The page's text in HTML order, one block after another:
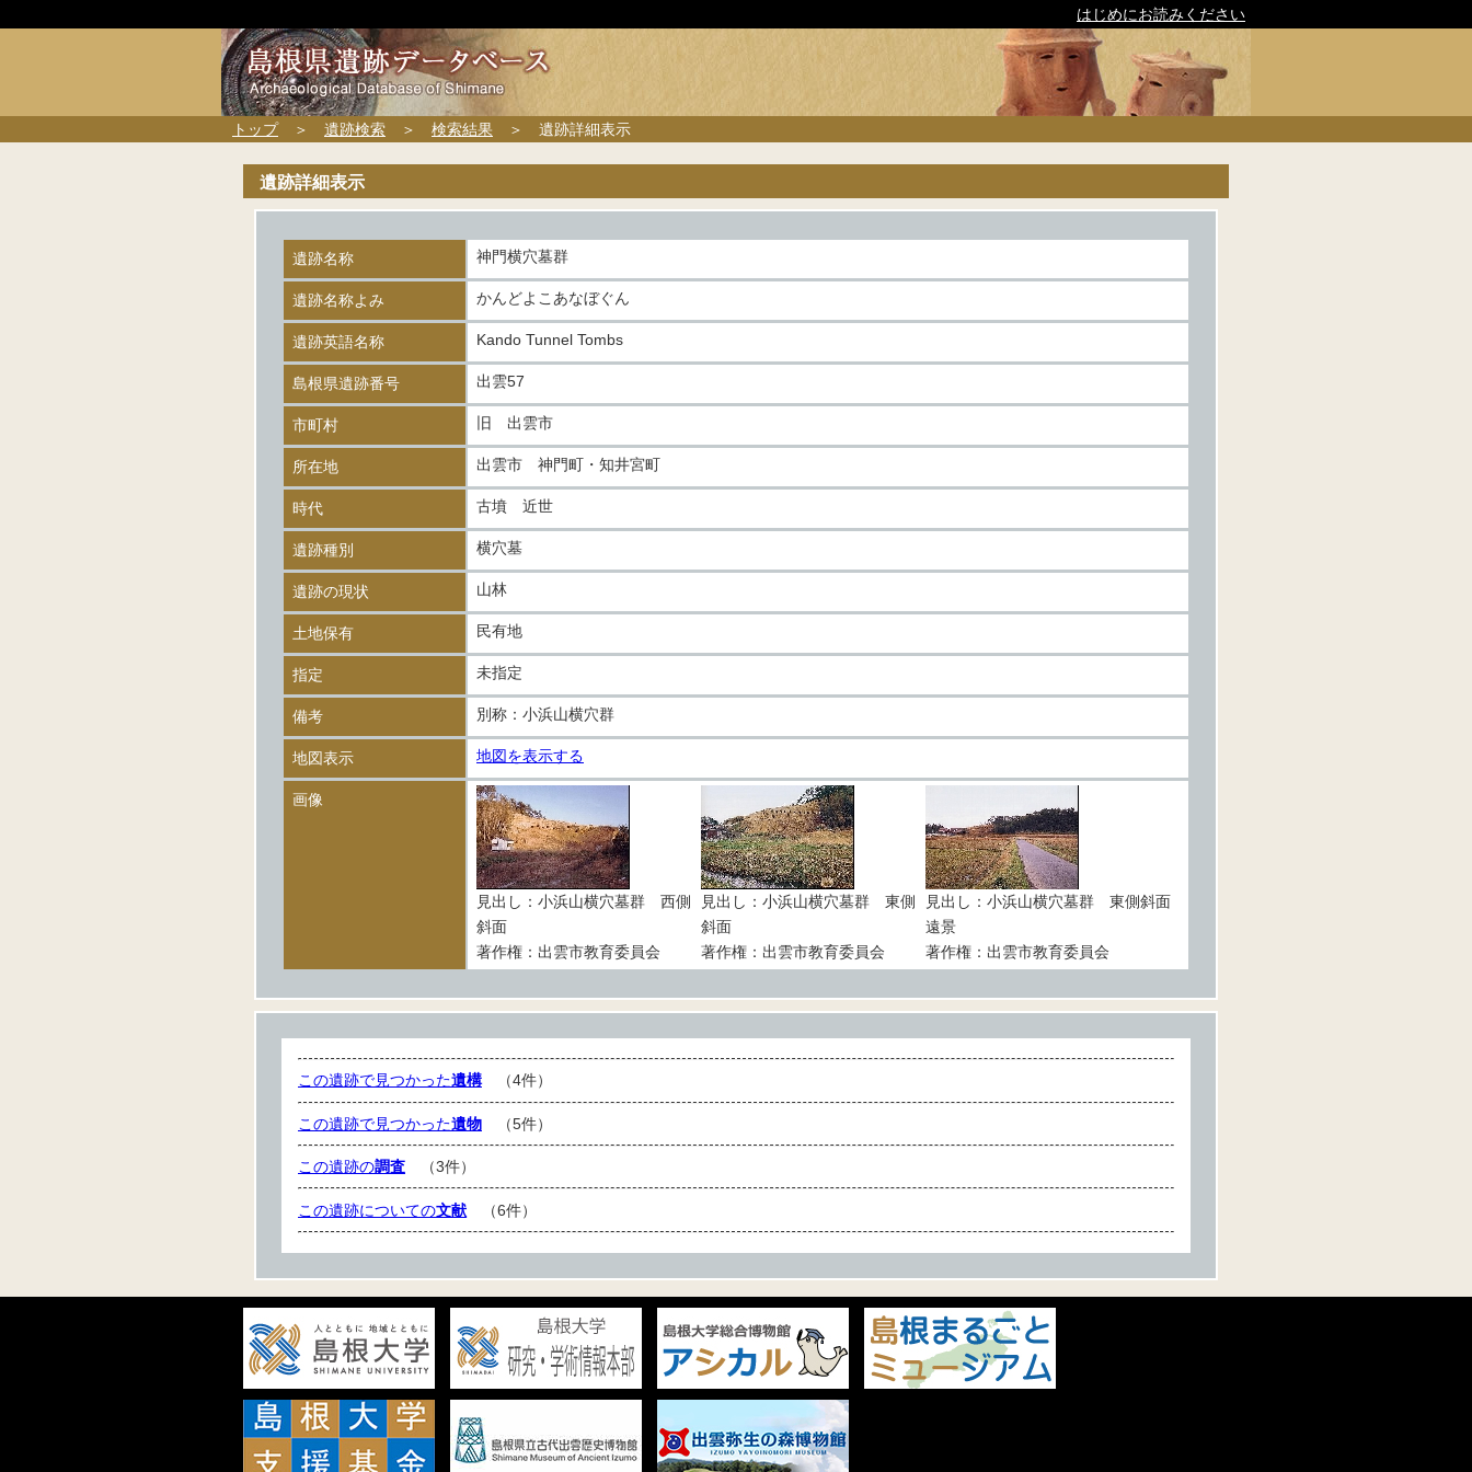
はじめにお読みください
トップ＞ 遺跡検索 ＞ 検索結果 ＞ 遺跡詳細表示
遺跡詳細表示
遺跡名称 神門横穴墓群
遺跡名称よみ かんどよこあなぼぐん
遺跡英語名称 Kando Tunnel Tombs
島根県遺跡番号 出雲57
市町村 旧 出雲市
所在地 出雲市 神門町・知井宮町
時代 古墳 近世
遺跡種別 横穴墓
遺跡の現状 山林
土地保有 民有地
指定 未指定
備考 別称：小浜山横穴群
地図表示 地図を表示する
画像
見出し：小浜山横穴墓群 西側
斜面
著作権：出雲市教育委員会
見出し：小浜山横穴墓群 東側
斜面
著作権：出雲市教育委員会
見出し：小浜山横穴墓群 東側斜面
遠景
著作権：出雲市教育委員会
この遺跡で見つかった遺構（4件）
この遺跡で見つかった遺物 （5件）
この遺跡の調査 （3件）
この遺跡についての文献 （6件）